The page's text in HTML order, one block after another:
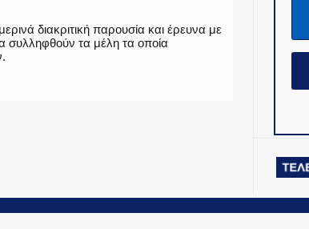
διακριτική παρουσία και έρευνα με
συλληφθούν τα μέλη τα οποία